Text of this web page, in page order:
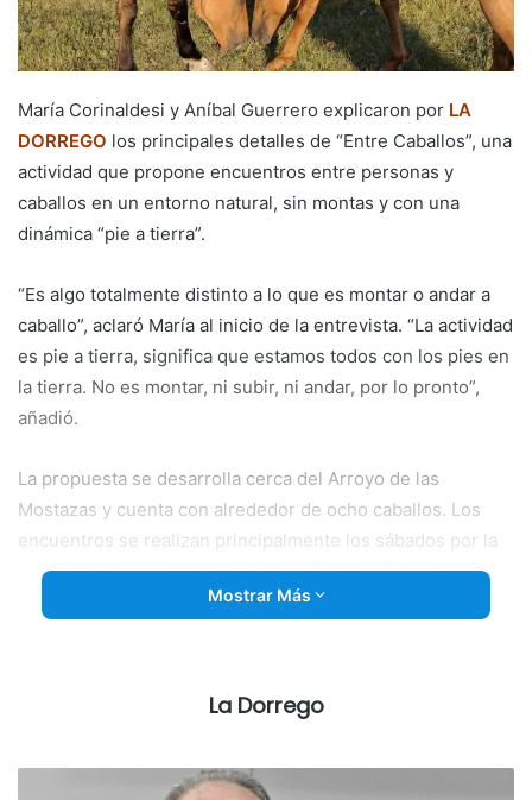
María Corinaldesi y Aníbal Guerrero explicaron por LA
DORREGO los principales detalles de “Entre Caballos”, una
actividad que propone encuentros entre personas y
caballos en un entorno natural, sin montas y con una
dinámica “pie a tierra”.
“Es algo totalmente distinto a lo que es montar o andar a
caballo”, aclaró María al inicio de la entrevista. “La actividad
es pie a tierra, significa que estamos todos con los pies en
la tierra. No es montar, ni subir, ni andar, por lo pronto”,
añadió.
La propuesta se desarrolla cerca del Arroyo de las
Mostazas y cuenta con alrededor de ocho caballos. Los
encuentros se realizan principalmente los sábados por la
tarde, aunque los organizadores remarcaron que existe
flexibilidad horaria. “Todo se conversa. Si nos podemos
Explicaron que el propósito consiste en “abrir un espacio
manteniendo lo que es el respeto mutuo”.
Mostrar Más
La Dorrego